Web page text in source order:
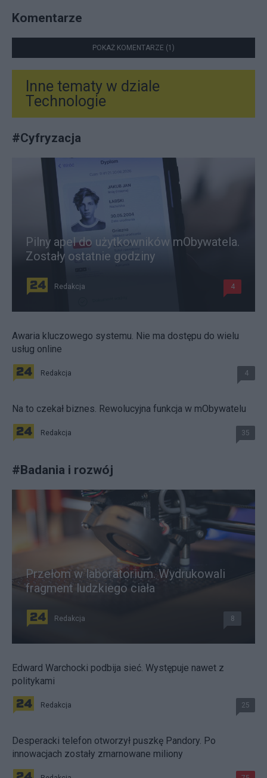
Komentarze
POKAŻ KOMENTARZE (1)
Inne tematy w dziale
Technologie
#Cyfryzacja
Pilny apel do użytkowników mObywatela.
Zostały ostatnie godziny
Redakcja 4
Awaria kluczowego systemu. Nie ma dostępu do wielu
usług online
Redakcja 4
Na to czekał biznes. Rewolucyjna funkcja w mObywatelu
Redakcja 35
#Badania i rozwój
Przełom w laboratorium. Wydrukowali
fragment ludzkiego ciała
Redakcja 8
Edward Warchocki podbija sieć. Występuje nawet z
politykami
Redakcja 25
Desperacki telefon otworzył puszkę Pandory. Po
innowacjach zostały zmarnowane miliony